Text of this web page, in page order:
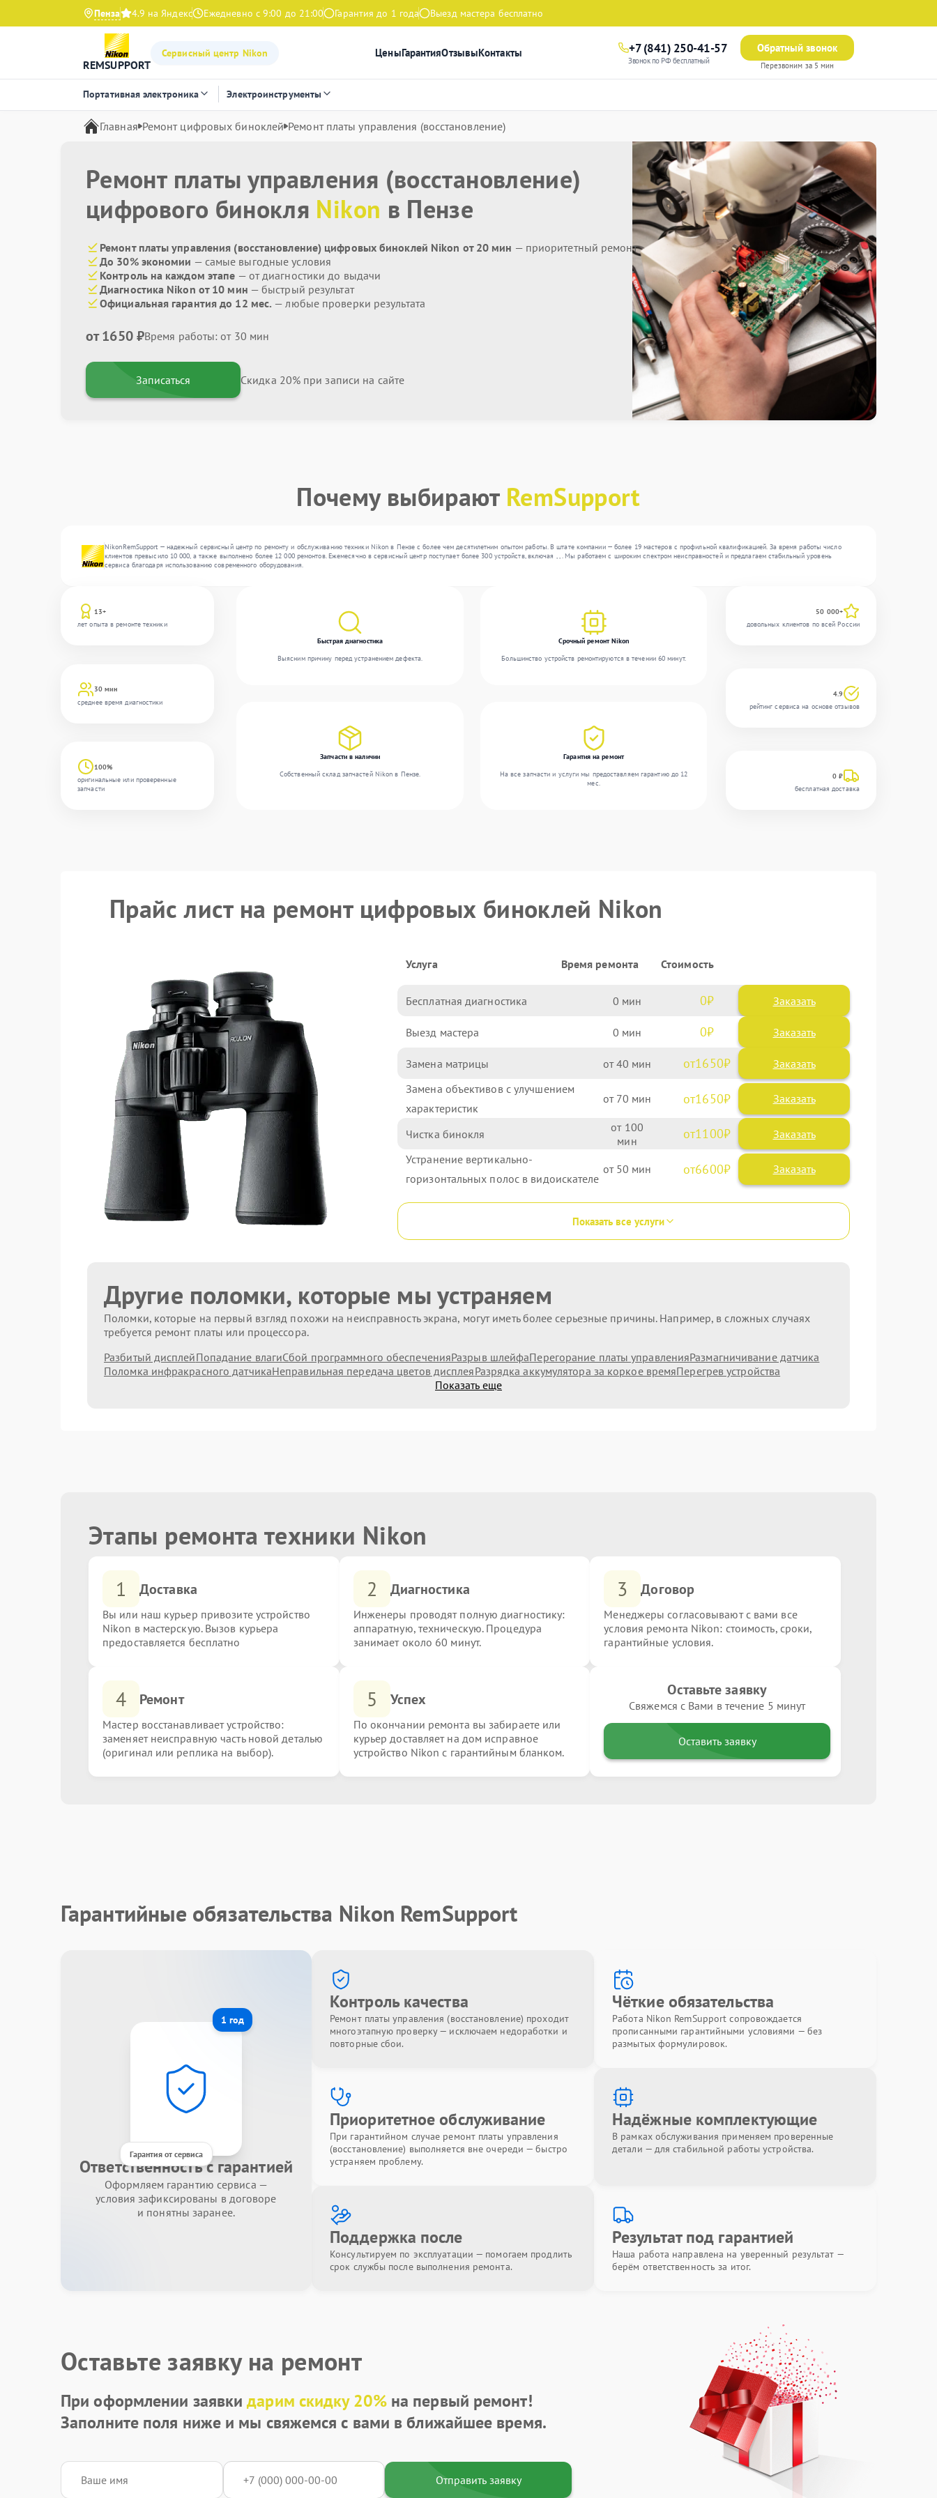
Пенза 4.9 на Яндекс Ежедневно с 9:00 до 21:00 Гарантия до 1 года Выезд мастера бесплатно
REMSUPPORT
Сервисный центр Nikon ЦеныГарантияОтзывыКонтакты +7 (841) 250-41-57
Звонок по РФ бесплатный
Обратный звонок
Перезвоним за 5 мин
Портативная электроника Электроинструменты
Главная Ремонт цифровых биноклей Ремонт платы управления (восстановление)
Ремонт платы управления (восстановление)
цифрового бинокля Nikon в Пензе
Ремонт платы управления (восстановление) цифровых биноклей Nikon от 20 мин — приоритетный ремонт
До 30% экономии — самые выгодные условия
Контроль на каждом этапе — от диагностики до выдачи
Диагностика Nikon от 10 мин — быстрый результат
Официальная гарантия до 12 мес. — любые проверки результата
от 1650 ₽Время работы: от 30 мин
Записаться Скидка 20% при записи на сайте
Почему выбирают RemSupport
NikonRemSupport — надежный сервисный центр по ремонту и обслуживанию техники Nikon в Пензе с более чем десятилетним опытом работы. В штате компании — более 19 мастеров с профильной квалификацией. За время работы число
клиентов превысило 10 000, а также выполнено более 12 000 ремонтов. Ежемесячно в сервисный центр поступает более 300 устройств, включая , , . Мы работаем с широким спектром неисправностей и предлагаем стабильный уровень
сервиса благодаря использованию современного оборудования.
13+
лет опыта в ремонте техники
30 мин
среднее время диагностики
100%
оригинальные или проверенные
запчасти
Быстрая диагностика
Выясним причину перед устранением дефекта.
Срочный ремонт Nikon
Большинство устройств ремонтируются в течении 60 минут.
Запчасти в наличии
Собственный склад запчастей Nikon в Пензе.
Гарантия на ремонт
На все запчасти и услуги мы предоставляем гарантию до 12
мес.
50 000+
довольных клиентов по всей России
4.9
рейтинг сервиса на основе отзывов
0 ₽
бесплатная доставка
Прайс лист на ремонт цифровых биноклей Nikon
Услуга Время ремонта Стоимость
Бесплатная диагностика 0 0 Заказать
Выезд мастера 0 0 Заказать
Замена матрицы 40 1650
Замена объективов с улучшением
характеристик
70 1650
Чистка бинокля 100 1100
Устранение вертикально-
горизонтальных полос в видоискателе
50 6600
Показать все услуги
Другие поломки, которые мы устраняем
Поломки, которые на первый взгляд похожи на неисправность экрана, могут иметь более серьезные причины. Например, в сложных случаях
требуется ремонт платы или процессора.
Разбитый дисплейПопадание влагиСбой программного обеспеченияРазрыв шлейфаПерегорание платы управленияРазмагничивание датчика
Поломка инфракрасного датчикаНеправильная передача цветов дисплеяРазрядка аккумулятора за коркое времяПерегрев устройства
Показать еще
Этапы ремонта техники Nikon
1 Доставка
Вы или наш курьер привозите устройство
Nikon в мастерскую. Вызов курьера
предоставляется бесплатно
2 Диагностика
Инженеры проводят полную диагностику:
аппаратную, техническую. Процедура
занимает около 60 минут.
3 Договор
Менеджеры согласовывают с вами все
условия ремонта Nikon: стоимость, сроки,
гарантийные условия.
4 Ремонт
Мастер восстанавливает устройство:
заменяет неисправную часть новой деталью
(оригинал или реплика на выбор).
5 Успех
По окончании ремонта вы забираете или
курьер доставляет на дом исправное
устройство Nikon с гарантийным бланком.
Оставьте заявку
Свяжемся с Вами в течение 5 минут
Оставить заявку
Гарантийные обязательства Nikon RemSupport
1 год
Гарантия от сервиса
Ответственность с гарантией
Оформляем гарантию сервиса —
условия зафиксированы в договоре
и понятны заранее.
Контроль качества
Ремонт платы управления (восстановление) проходит
многоэтапную проверку — исключаем недоработки и
повторные сбои.
Чёткие обязательства
Работа Nikon RemSupport сопровождается
прописанными гарантийными условиями — без
размытых формулировок.
Приоритетное обслуживание
При гарантийном случае ремонт платы управления
(восстановление) выполняется вне очереди — быстро
устраняем проблему.
Надёжные комплектующие
В рамках обслуживания применяем проверенные
детали — для стабильной работы устройства.
Поддержка после
Консультируем по эксплуатации — помогаем продлить
срок службы после выполнения ремонта.
Результат под гарантией
Наша работа направлена на уверенный результат —
берём ответственность за итог.
Оставьте заявку на ремонт
При оформлении заявкидарим скидку 20%на первый ремонт!
Заполните поля ниже и мы свяжемся с вами в ближайшее время.
Отправить заявку